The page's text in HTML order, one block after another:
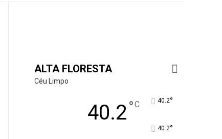
ALTA FLORESTA
Céu Limpo
40.2°C 40.2°
40.2°